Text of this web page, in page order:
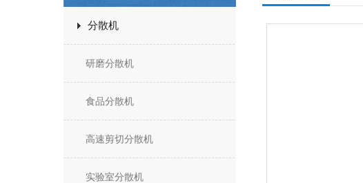
分散机
研磨分散机
食品分散机
高速剪切分散机
实验室分散机